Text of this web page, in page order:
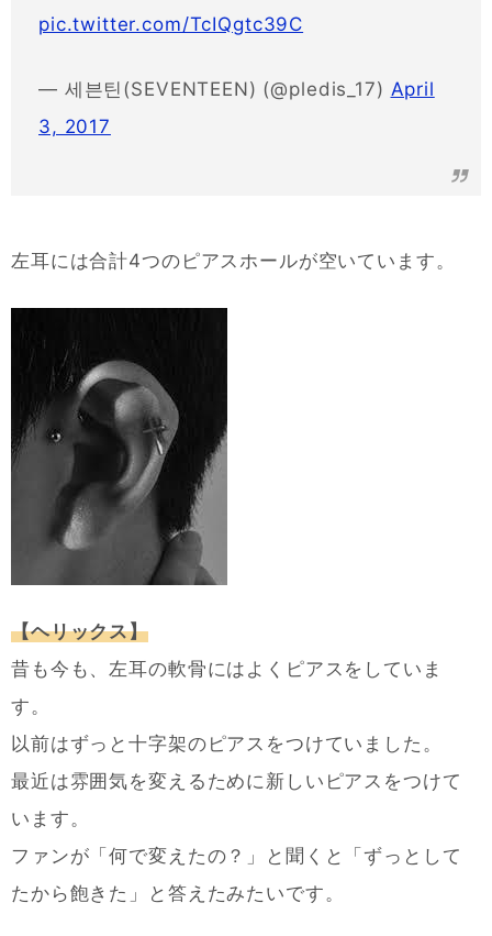
pic.twitter.com/TcIQgtc39C
— 세븐틴(SEVENTEEN) (@pledis_17) April
3, 2017
左耳には合計4つのピアスホールが空いています。
【ヘリックス】
昔も今も、左耳の軟骨にはよくピアスをしていま
す。
以前はずっと十字架のピアスをつけていました。
最近は雰囲気を変えるために新しいピアスをつけて
います。
ファンが「何で変えたの？」と聞くと「ずっとして
たから飽きた」と答えたみたいです。